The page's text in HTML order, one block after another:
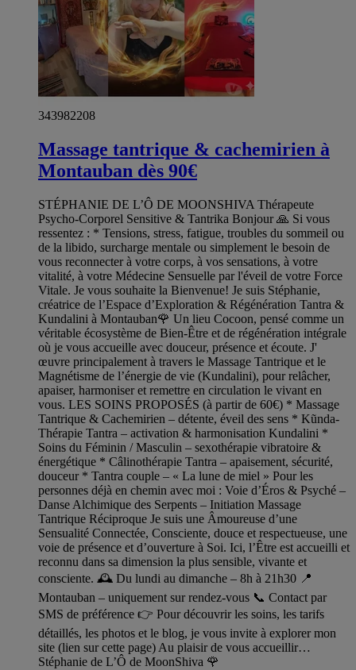
343982208
Massage tantrique & cachemirien à
Montauban dès 90€
STÉPHANIE DE L’Ô DE MOONSHIVA Thérapeute
Psycho-Corporel Sensitive & Tantrika Bonjour 🙏 Si vous
ressentez : * Tensions, stress, fatigue, troubles du sommeil ou
de la libido, surcharge mentale ou simplement le besoin de
vous reconnecter à votre corps, à vos sensations, à votre
vitalité, à votre Médecine Sensuelle par l'éveil de votre Force
Vitale. Je vous souhaite la Bienvenue! Je suis Stéphanie,
créatrice de l’Espace d’Exploration & Régénération Tantra &
Kundalini à Montauban🌹 Un lieu Cocoon, pensé comme un
véritable écosystème de Bien-Être et de régénération intégrale
où je vous accueille avec douceur, présence et écoute. J'
œuvre principalement à travers le Massage Tantrique et le
Magnétisme de l’énergie de vie (Kundalini), pour relâcher,
apaiser, harmoniser et remettre en circulation le vivant en
vous. LES SOINS PROPOSÉS (à partir de 60€) * Massage
Tantrique & Cachemirien – détente, éveil des sens * Kũnda-
Thérapie Tantra – activation & harmonisation Kundalini *
Soins du Féminin / Masculin – sexothérapie vibratoire &
énergétique * Câlinothérapie Tantra – apaisement, sécurité,
douceur * Tantra couple – « La lune de miel » Pour les
personnes déjà en chemin avec moi : Voie d’Éros & Psyché –
Danse Alchimique des Serpents – Initiation Massage
Tantrique Réciproque Je suis une Âmoureuse d’une
Sensualité Connectée, Consciente, douce et respectueuse, une
voie de présence et d’ouverture à Soi. Ici, l’Être est accueilli et
reconnu dans sa dimension la plus sensible, vivante et
consciente. 🕰️ Du lundi au dimanche – 8h à 21h30 📍
Montauban – uniquement sur rendez-vous 📞 Contact par
SMS de préférence 👉 Pour découvrir les soins, les tarifs
détaillés, les photos et le blog, je vous invite à explorer mon
site (lien sur cette page) Au plaisir de vous accueillir…
Stéphanie de L’Ô de MoonShiva 🌹